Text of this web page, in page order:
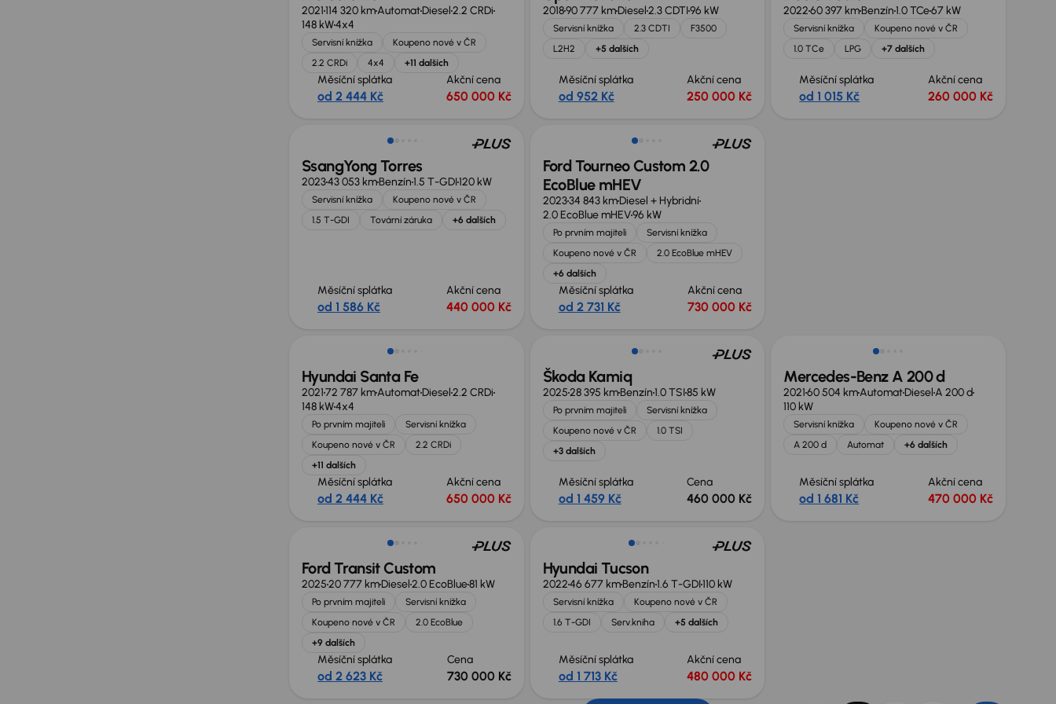
2021114 320 kmAutomatDiesel2.2 CRDi
148 kW4x4
Servisní knížka
Koupeno nové v ČR
2.2 CRDi
4x4 +11 dalších
Měsíční splátka
od 2 444 Kč
Akční cena
650 000 Kč
201890 777 kmDiesel2.3 CDTI96 kW
Servisní knížka 2.3 CDTI
F3500
L2H2
+5 dalších
Měsíční splátka
od 952 Kč
Akční cena
250 000 Kč
202260 397 kmBenzín1.0 TCe67 kW
Servisní knížka
Koupeno nové v ČR
1.0 TCe
LPG +7 dalších
Měsíční splátka
od 1 015 Kč
Akční cena
260 000 Kč
Zlevněno o 50 000 Kč
SsangYong Torres
202343 053 kmBenzín1.5 T-GDI120 kW
Servisní knížka
Koupeno nové v ČR
1.5 T-GDI
Tovární záruka +6 dalších
Měsíční splátka
od 1 586 Kč
Akční cena
440 000 Kč
Zlevněno o 70 000 Kč
Ford Tourneo Custom 2.0
EcoBlue mHEV
202334 843 kmDiesel + Hybridní
2.0 EcoBlue mHEV96 kW
Po prvním majiteli
Servisní knížka
Koupeno nové v ČR
2.0 EcoBlue mHEV
+6 dalších
Měsíční splátka
od 2 731 Kč
Akční cena
730 000 Kč
Možnost odpočtu DPH
Hyundai Santa Fe
202172 787 kmAutomatDiesel2.2 CRDi
148 kW4x4
Po prvním majiteli
Servisní knížka
Koupeno nové v ČR
2.2 CRDi
+11 dalších
Měsíční splátka
od 2 444 Kč
Akční cena
650 000 Kč
Zlevněno o 40 000 Kč
Škoda Kamiq
202528 395 kmBenzín1.0 TSI85 kW
Po prvním majiteli
Servisní knížka
Koupeno nové v ČR
1.0 TSI
+3 dalších
Měsíční splátka
od 1 459 Kč
Cena
460 000 Kč
Mercedes-Benz A 200 d
202160 504 kmAutomatDieselA 200 d
110 kW
Servisní knížka
Koupeno nové v ČR
A 200 d
Automat +6 dalších
Měsíční splátka
od 1 681 Kč
Akční cena
470 000 Kč
Zlevněno o 90 000 Kč
Ford Transit Custom
202520 777 kmDiesel2.0 EcoBlue81 kW
Po prvním majiteli
Servisní knížka
Koupeno nové v ČR
2.0 EcoBlue
+9 dalších
Měsíční splátka
od 2 623 Kč
Cena
730 000 Kč
Hyundai Tucson
202246 677 kmBenzín1.6 T-GDI110 kW
Servisní knížka
Koupeno nové v ČR
1.6 T-GDI
Serv.kniha +5 dalších
Měsíční splátka
od 1 713 Kč
Akční cena
480 000 Kč